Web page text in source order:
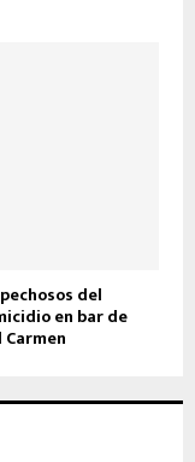
del
en bar de